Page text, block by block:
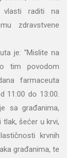
vlasti raditi na
zdravstvene
je: “Mislite na
tim povodom
farmaceuta
11:00 do 13:00.
sa građanima,
šećer u krvi,
krvnih
građanima, te